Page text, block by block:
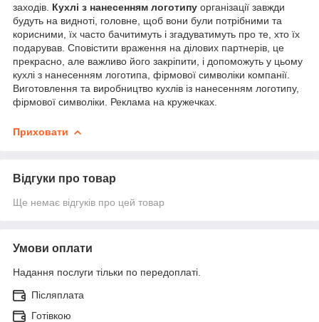
заходів. Кухлі з нанесенням логотипу організації завжди
будуть на видноті, головне, щоб вони були потрібними та
корисними, їх часто бачитимуть і згадуватимуть про те, хто їх
подарував. Сповістити враження на ділових партнерів, це
прекрасно, але важливо його закріпити, і допоможуть у цьому
кухлі з нанесенням логотипа, фірмової символіки компанії.
Виготовлення та виробництво кухлів із нанесенням логотипу,
фірмової символіки. Реклама на кружечках.
Приховати
Відгуки про товар
Ще немає відгуків про цей товар
Умови оплати
Надання послуги тільки по передоплаті.
Післяплата
Готівкою